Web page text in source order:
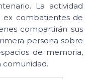
La actividad
ex combatientes de
compartirán sus
persona sobre
de memoria,
comunidad.